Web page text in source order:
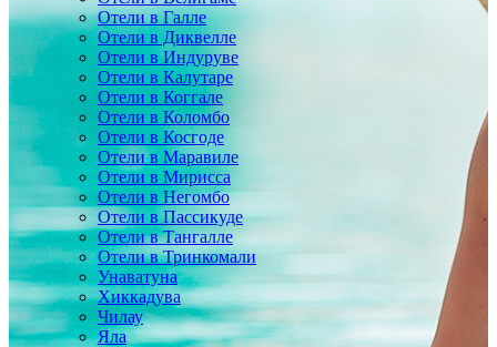
Отели в Галле
Отели в Диквелле
Отели в Индуруве
Отели в Калутаре
Отели в Коггале
Отели в Коломбо
Отели в Косгоде
Отели в Маравиле
Отели в Мирисса
Отели в Негомбо
Отели в Пассикуде
Отели в Тангалле
Отели в Тринкомали
Унаватуна
Хиккадува
Чилау
Яла